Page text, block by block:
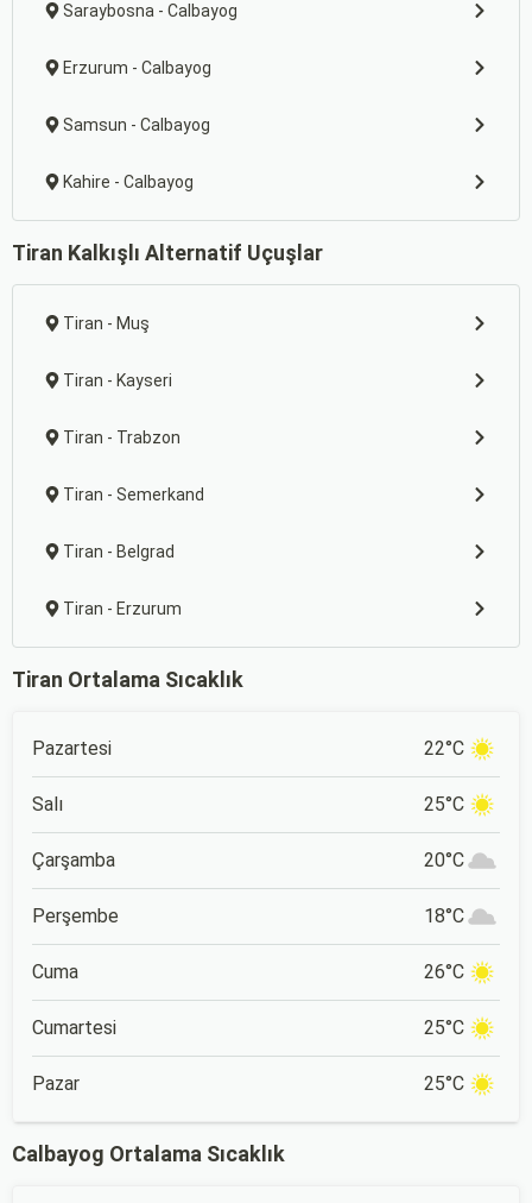
Saraybosna - Calbayog
Erzurum - Calbayog
Samsun - Calbayog
Kahire - Calbayog
Tiran Kalkışlı Alternatif Uçuşlar
Tiran - Muş
Tiran - Kayseri
Tiran - Trabzon
Tiran - Semerkand
Tiran - Belgrad
Tiran - Erzurum
Tiran Ortalama Sıcaklık
Pazartesi 22°C
Salı 25°C
Çarşamba 20°C
Perşembe 18°C
Cuma 26°C
Cumartesi 25°C
Pazar 25°C
Calbayog Ortalama Sıcaklık